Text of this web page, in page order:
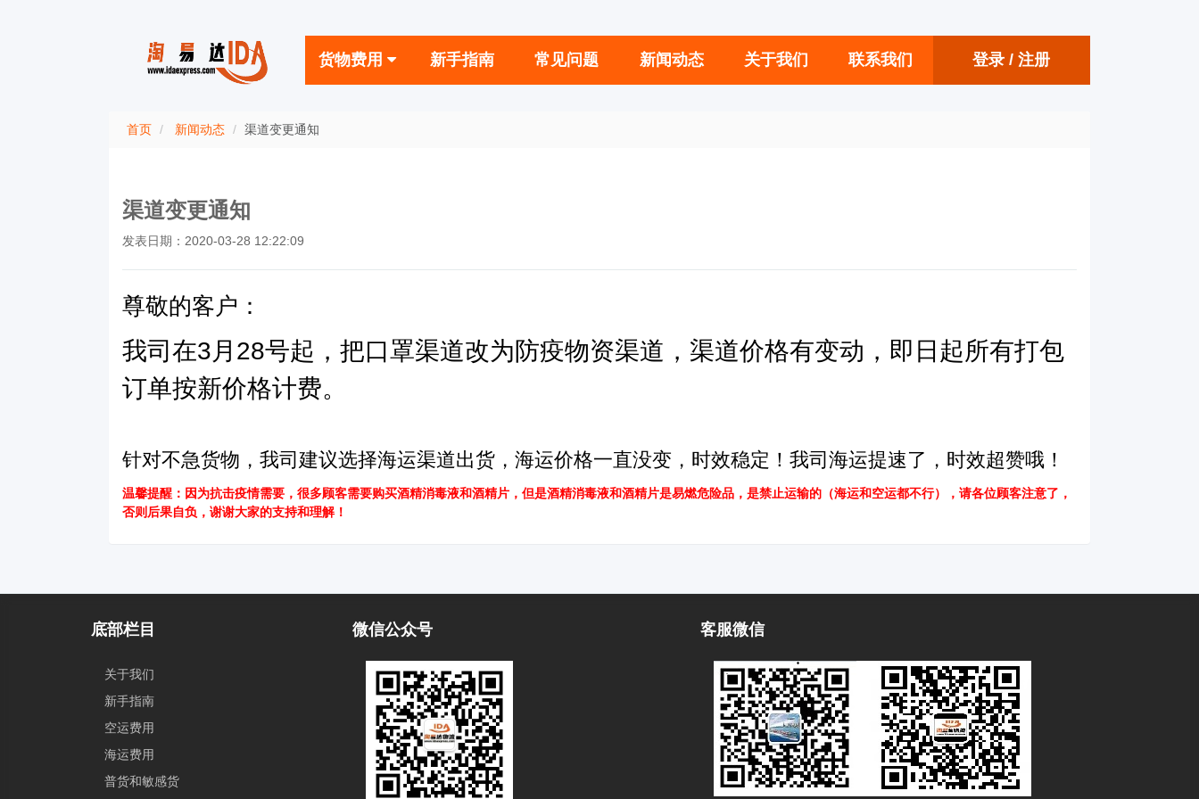
货物费用 新手指南 常见问题 新闻动态 关于我们 联系我们 登录 / 注册
首页 新闻动态 渠道变更通知
渠道变更通知
发表日期：2020-03-28 12:22:09
尊敬的客户：
我司在3月28号起，把口罩渠道改为防疫物资渠道，渠道价格有变动，即日起所有打包
订单按新价格计费。
针对不急货物，我司建议选择海运渠道出货，海运价格一直没变，时效稳定！我司海运提速了，时效超赞哦！
温馨提醒：因为抗击疫情需要，很多顾客需要购买酒精消毒液和酒精片，但是酒精消毒液和酒精片是易燃危险品，是禁止运输的（海运和空运都不行），请各位顾客注意了，
否则后果自负，谢谢大家的支持和理解！
底部栏目
关于我们
新手指南
空运费用
海运费用
普货和敏感货
微信公众号 客服微信